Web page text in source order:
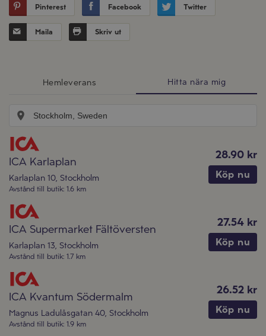
Pinterest Facebook Twitter
Maila Skriv ut
Hemleverans Hitta nära mig
ICA Karlaplan
Karlaplan 10, Stockholm
Avstånd till butik: 1.6 km
28.90 kr
Köp nu
ICA Supermarket Fältöversten
Karlaplan 13, Stockholm
Avstånd till butik: 1.7 km
27.54 kr
Köp nu
ICA Kvantum Södermalm
Magnus Ladulåsgatan 40, Stockholm
Avstånd till butik: 1.9 km
26.52 kr
Köp nu